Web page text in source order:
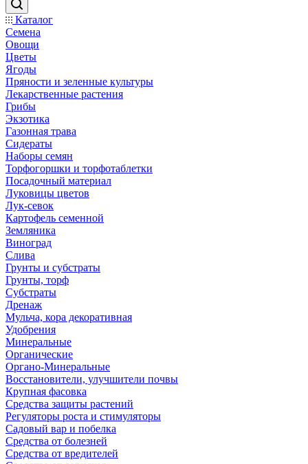
Каталог
Семена
Овощи
Цветы
Ягоды
Пряности и зеленные культуры
Лекарственные растения
Грибы
Экзотика
Газонная трава
Сидераты
Наборы семян
Торфогоршки и торфотаблетки
Посадочный материал
Луковицы цветов
Лук-севок
Картофель семенной
Земляника
Виноград
Слива
Грунты и субстраты
Грунты, торф
Субстраты
Дренаж
Мульча, кора декоративная
Удобрения
Минеральные
Органические
Органо-Минеральные
Восстановители, улучшители почвы
Крупная фасовка
Средства защиты растений
Регуляторы роста и стимуляторы
Садовый вар и побелка
Средства от болезней
Средства от вредителей